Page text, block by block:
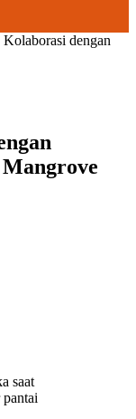
dengan
Mangrove
saat